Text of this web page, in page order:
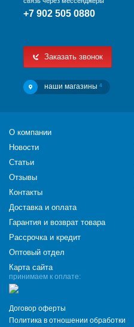
+7 902 505 0880
Заказать звонок
наши магазины 4
принимаем к оплате:
Договор оферты
Политика в отношении обработки
О компании
Новости
Статьи
Отзывы
Контакты
Доставка и оплата
Гарантия и возврат товара
Рассрочка и кредит
Оптовый отдел
Карта сайта